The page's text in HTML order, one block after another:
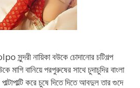
নায়িকা বউকে চোদানোর চটিগল্প
মাগি বানিয়ে পরপুরুষের সাথে চুদাচুদির বাংলা
করে চুষে দিতে দিতে আবদুল তার গুদে